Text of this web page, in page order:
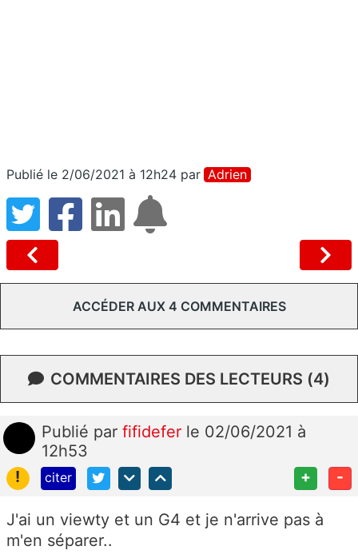
Publié le 2/06/2021 à 12h24 par Adrien
ACCÉDER AUX 4 COMMENTAIRES
COMMENTAIRES DES LECTEURS (4)
Publié par fifidefer le 02/06/2021 à
12h53
!
citer + -
J'ai un viewty et un G4 et je n'arrive pas à
m'en séparer..